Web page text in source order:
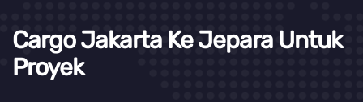
Cargo Jakarta Ke Jepara Untuk
Proyek